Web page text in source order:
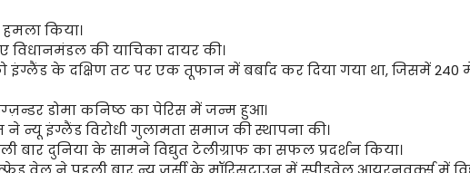
किया।
की याचिका दायर की।
इंग्लैंड के दक्षिण तट पर एक तूफान में बर्बाद कर दिया गया था, जिसमें 240
डोमा कनिष्ठ का पेरिस में जन्म हुआ।
न्यू इंग्लैंड विरोधी गुलामता समाज की स्थापना की।
दुनिया के सामने विद्युत टेलीग्राफ का सफल प्रदर्शन किया।